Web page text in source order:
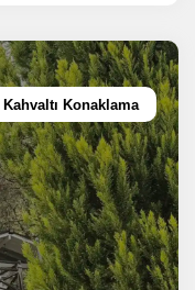
Kahvaltı Konaklama